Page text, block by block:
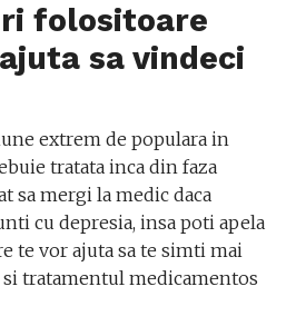
folositoare
sa vindeci
extrem de populara in
tratata inca din faza
sa mergi la medic daca
cu depresia, insa poti apela
te vor ajuta sa te simti mai
si tratamentul medicamentos